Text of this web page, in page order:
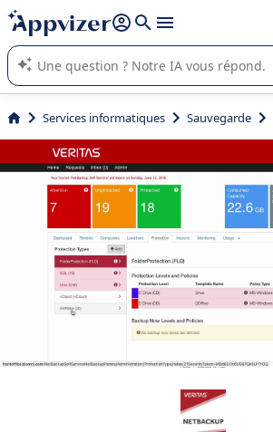
répondre (plusieurs lignes avec
L'IA de Appvizer vous guide dans l'utilisation
logiciel SaaS en entreprise.
Services informatiques Sauvegarde